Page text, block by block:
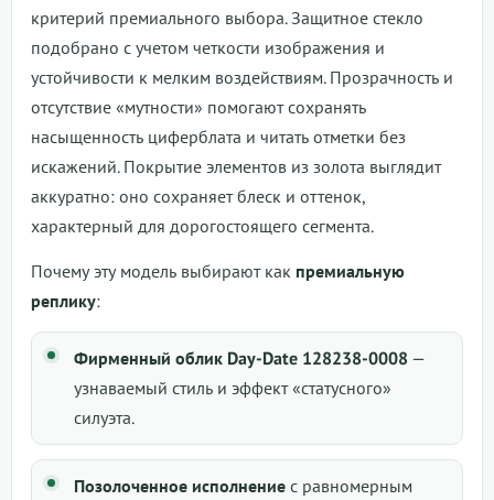
критерий премиального выбора. Защитное стекло
подобрано с учетом четкости изображения и
устойчивости к мелким воздействиям. Прозрачность и
отсутствие «мутности» помогают сохранять
насыщенность циферблата и читать отметки без
искажений. Покрытие элементов из золота выглядит
аккуратно: оно сохраняет блеск и оттенок,
характерный для дорогостоящего сегмента.
Почему эту модель выбирают как премиальную
реплику:
Фирменный облик Day-Date 128238-0008 —
узнаваемый стиль и эффект «статусного»
силуэта.
Позолоченное исполнение с равномерным